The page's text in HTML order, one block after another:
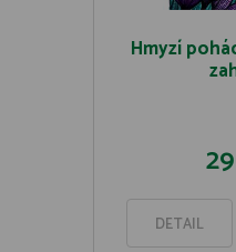
Hmyzí
DETAIL